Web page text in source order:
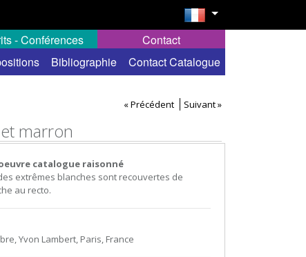
Bibliographie Contact Catalogue
- Conférences Contact
« Précédent Suivant »
marron
catalogue raisonné
extrêmes blanches sont recouvertes de
au recto.
Yvon Lambert, Paris, France